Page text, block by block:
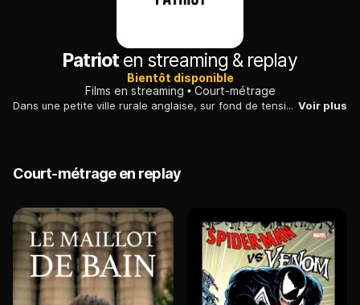
Patrioten streaming & replay
Bientôt disponible
Films en streaming
Court-métrage
Dans une petite ville rurale anglaise, sur fond de tensions raciales naissantes, une fillette rencontre un garçon étrange qui change sa vie à jamais. Voir plus
Court-métrage en replay